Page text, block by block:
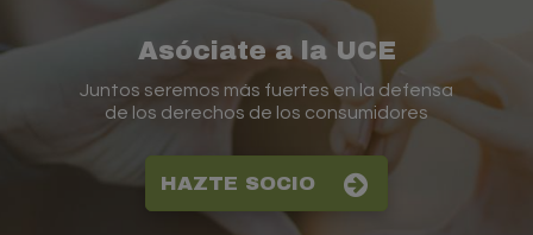
Asóciate a la UCE
Juntos seremos más fuertes en la defensa
de los derechos de los consumidores
HAZTE SOCIO